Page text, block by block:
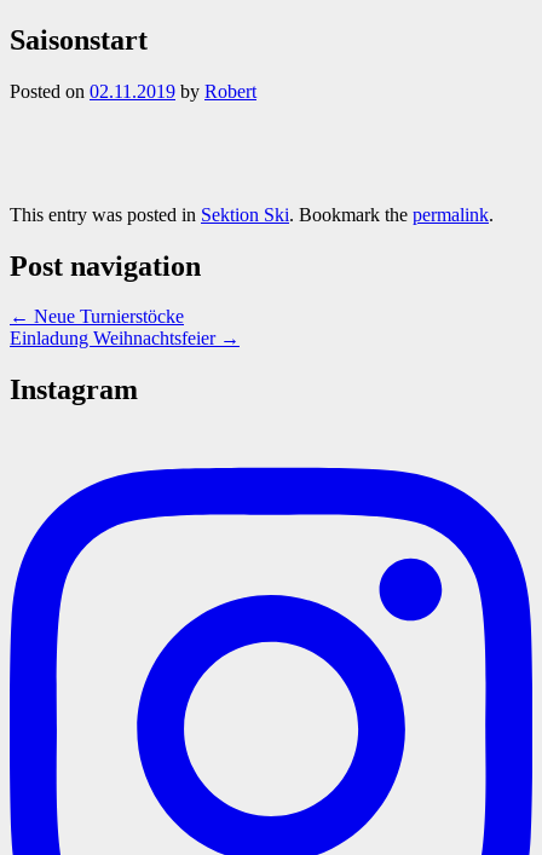
Saisonstart
Posted on 02.11.2019 by Robert
This entry was posted in Sektion Ski. Bookmark the permalink.
Post navigation
← Neue Turnierstöcke
Einladung Weihnachtsfeier →
Instagram